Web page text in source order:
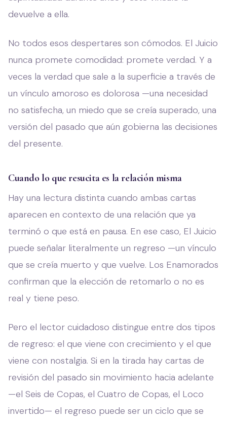
devuelve a ella.
No todos esos despertares son cómodos. El Juicio
nunca promete comodidad: promete verdad. Y a
veces la verdad que sale a la superficie a través de
un vínculo amoroso es dolorosa —una necesidad
no satisfecha, un miedo que se creía superado, una
versión del pasado que aún gobierna las decisiones
del presente.
Cuando lo que resucita es la relación misma
Hay una lectura distinta cuando ambas cartas
aparecen en contexto de una relación que ya
terminó o que está en pausa. En ese caso, El Juicio
puede señalar literalmente un regreso —un vínculo
que se creía muerto y que vuelve. Los Enamorados
confirman que la elección de retomarlo o no es
real y tiene peso.
Pero el lector cuidadoso distingue entre dos tipos
de regreso: el que viene con crecimiento y el que
viene con nostalgia. Si en la tirada hay cartas de
revisión del pasado sin movimiento hacia adelante
—el Seis de Copas, el Cuatro de Copas, el Loco
invertido— el regreso puede ser un ciclo que se